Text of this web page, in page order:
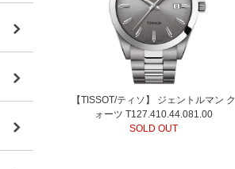
【TISSOT/ティソ】 ジェントルマン ク
ォーツ T127.410.44.081.00
SOLD OUT